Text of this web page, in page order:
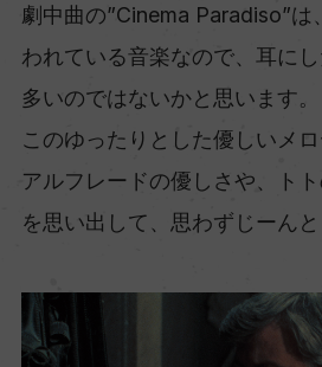
劇中曲の”Cinema Paradiso”は
われている音楽なので、耳に
多いのではないかと思います。
このゆったりとした優しいメロ
アルフレードの優しさや、ト
を思い出して、思わずじーんと